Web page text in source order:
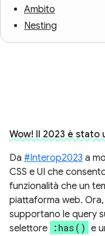
Ambito
Nesting
Wow! Il 2023 è stato
Da #Interop2023 a
CSS e UI che
funzionalità che un
piattaforma web.
supportano le query
selettore :has() e